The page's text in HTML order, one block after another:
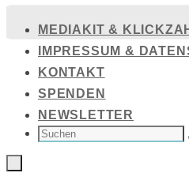
Inhalt
springen
MEDIAKIT &
IMPRESSUM &
KONTAKT
SPENDEN
NEWSLETTER
SUCHEN
NACH: